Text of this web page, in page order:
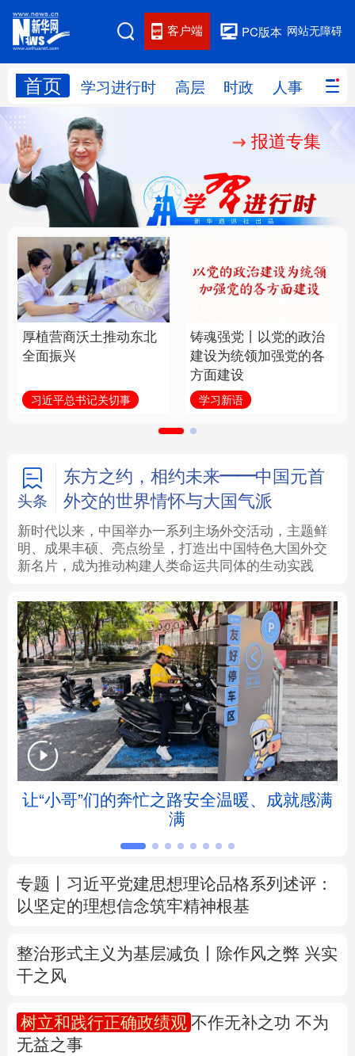
网站无障碍
PC版本
客户端
首页 学习进行时 高层 时政 人事 国际
网站地图
学习进行时 人事
国际 财经 网评
思客智库 全球连线 教育
科技 科创 量子 体育
文化 书画
访谈 视频 图片 政务
学术中国 乡村振兴 银龄 溯源中国
城市 旅游 能源
彩票 娱乐 时尚 悦读
文化产业
地方频道
北京 天津 河北 山西
辽宁 吉林 上海 江苏
广东 广西 海南
四川 贵州 云南 西藏
陕西
新疆 内蒙古 黑龙江
报道专集
厚植营商沃土推动东北
全面振兴
习近平总书记关切事
铸魂强党丨以党的政治
建设为统领加强党的各
方面建设
学习新语
头条
东方之约，相约未来——中国元首
外交的世界情怀与大国气派
新时代以来，中国举办一系列主场外交活动，主题鲜
明、成果丰硕、亮点纷呈，打造出中国特色大国外交
新名片，成为推动构建人类命运共同体的生动实践
让“小哥”们的奔忙之路安全温暖、成就感满
满
专题丨 习近平党建思想理论品格系列述评：
以坚定的理想信念筑牢精神根基
整治形式主义为基层减负丨除作风之弊 兴实
干之风
树立和践行正确政绩观 不作无补之功 不为
无益之事